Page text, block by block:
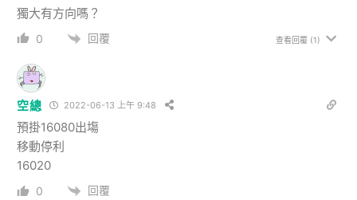
獨大有方向嗎？
0 回覆 查看回覆 (1)
空總 2022-06-13 上午 9:48
預掛16080出塲
移動停利
16020
0 回覆